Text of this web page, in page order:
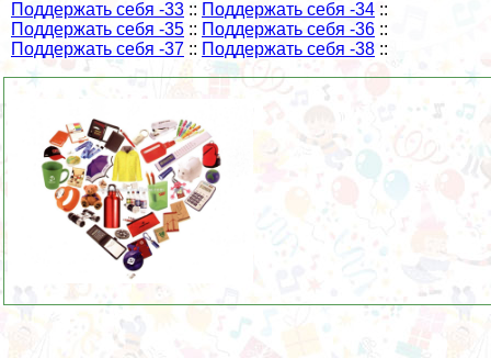
Поддержать себя -33 :: Поддержать себя -34 ::
Поддержать себя -35 :: Поддержать себя -36 ::
Поддержать себя -37 :: Поддержать себя -38 ::